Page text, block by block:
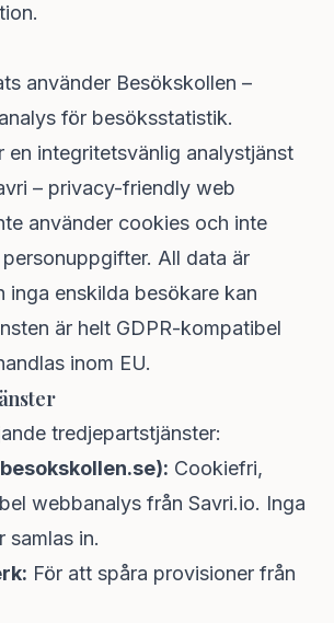
använder Besökskollen –
för besöksstatistik.
en integritetsvänlig analystjänst
– privacy-friendly web
använder cookies och inte
All data är
inga enskilda besökare kan
är helt GDPR-kompatibel
inom EU.
tredjepartstjänster:
Cookiefri,
webbanalys från Savri.io. Inga
samlas in.
För att spåra provisioner från